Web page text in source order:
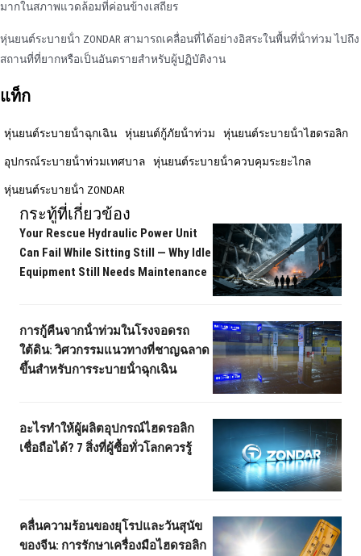
มากในสภาพแวดล้อมที่ค่อนข้างเสถียร
หุ่นยนต์ระบายน้ํา ZONDAR สามารถเคลื่อนที่ได้อย่างอิสระในพื้นที่น้ําท่วม ไปถึง
สถานที่ที่ยากหรือเป็นอันตรายสําหรับผู้ปฏิบัติงาน
แท็ก
หุ่นยนต์ระบายน้ําฉุกเฉิน หุ่นยนต์กู้ภัยน้ําท่วม หุ่นยนต์ระบายน้ําไฮดรอลิก
อุปกรณ์ระบายน้ําท่วมเทศบาล หุ่นยนต์ระบายน้ําควบคุมระยะไกล
หุ่นยนต์ระบายน้ํา ZONDAR
กระทู้ที่เกี่ยวข้อง
Your Rescue Hydraulic Power Unit
Can Fail While Sitting Still — Why Idle
Equipment Still Needs Maintenance
การกู้คืนจากน้ําท่วมในโรงจอดรถ
ใต้ดิน: วิศวกรรมแนวทางที่ชาญฉลาด
ขึ้นสําหรับการระบายน้ําฉุกเฉิน
อะไรทําให้ผู้ผลิตอุปกรณ์ไฮดรอลิก
เชื่อถือได้? 7 สิ่งที่ผู้ซื้อทั่วโลกควรรู้
คลื่นความร้อนของยุโรปและวันสุนัข
ของจีน: การรักษาเครื่องมือไฮดรอลิก